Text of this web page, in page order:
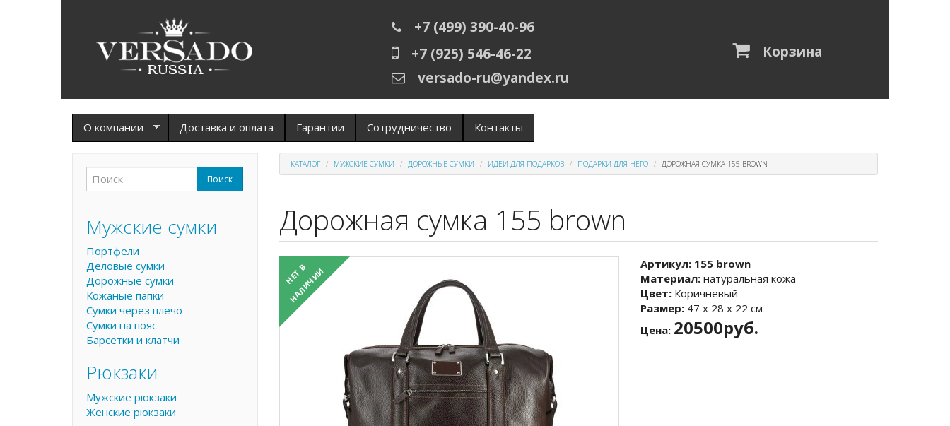
+7 (499) 390-40-96
+7 (925) 546-46-22
versado-ru@yandex.ru
Корзина
О компании Доставка и оплата Гарантии Сотрудничество Контакты
КАТАЛОГ МУЖСКИЕ СУМКИ ДОРОЖНЫЕ СУМКИ ИДЕИ ДЛЯ ПОДАРКОВ ПОДАРКИ ДЛЯ НЕГО ДОРОЖНАЯ СУМКА 155 BROWN
Дорожная сумка 155 brown
Артикул: 155 brown
Материал:натуральная кожа
Цвет: Коричневый
Размер: 47 х 28 х 22 см
Цена: 20500руб.
Форма поиска
Поиск
Мужские сумки
Портфели
Деловые сумки
Дорожные сумки
Кожаные папки
Сумки через плечо
Сумки на пояс
Барсетки и клатчи
Рюкзаки
Мужские рюкзаки
Женские рюкзаки